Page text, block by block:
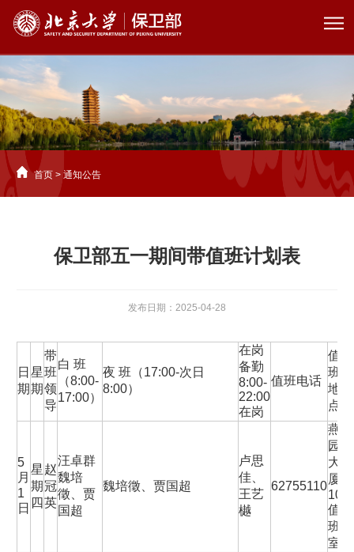
首页 >通知公告
保卫部五一期间带值班计划表
发布日期：2025-04-28
日
期
星
期
带
班
领
导
白 班
（8:00-
17:00）
夜 班（17:00-次日
8:00）
在岗
备勤
8:00-
22:00
在岗
值班电话
值
班
地
点
5
月
1
日
星
期
四
赵
冠
英
汪卓群
魏培
徵、贾
国超
魏培徵、贾国超
卢思
佳、
王艺
樾
62755110
燕
园
大
厦
101
值
班
室